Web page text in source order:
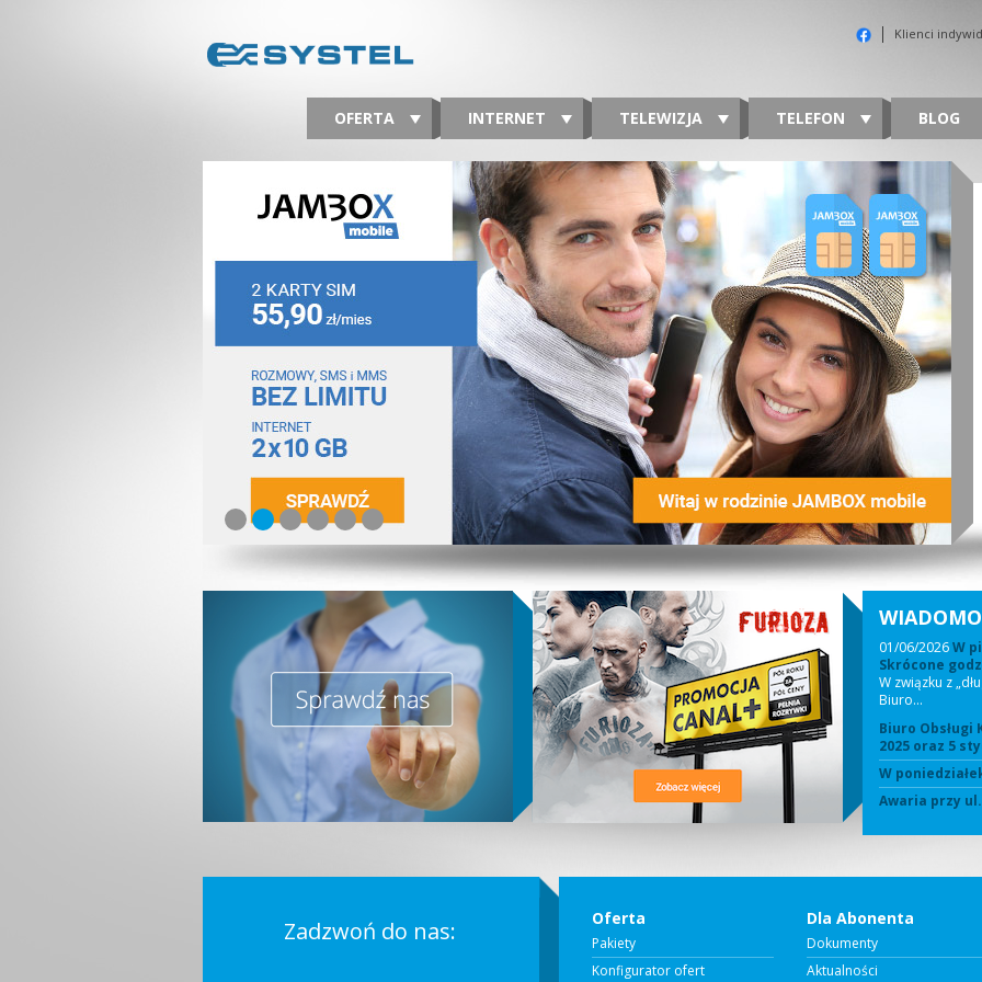
Klienci
OFERTA INTERNET TELEWIZJA TELEFON BLOG
01/06/2026W
Skrócone
W związku z
Biuro…
Biuro Obsługi
2025 oraz 5
W
Awaria przy
Zadzwoń do nas: Oferta
Pakiety
Konfigurator ofert
Dla Abonenta
Dokumenty
Aktualności